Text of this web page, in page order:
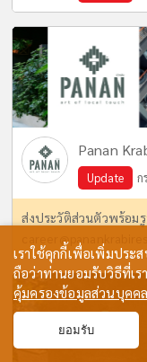
Panan
Update ก
ส่งประวัติส่วนตัวพร้อม
เราใช้คุกกี้เพื่อเพิ่มประ
ถือว่าท่านยอมรับวิธีที่เ
คุ้มครองข้อมูลส่วนบุคคล
ยอมรับ